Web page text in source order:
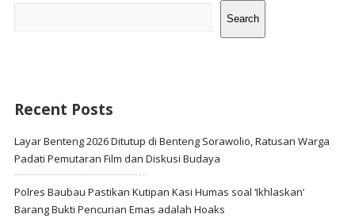
Search
Recent Posts
Layar Benteng 2026 Ditutup di Benteng Sorawolio, Ratusan Warga
Padati Pemutaran Film dan Diskusi Budaya
Polres Baubau Pastikan Kutipan Kasi Humas soal ‘Ikhlaskan’
Barang Bukti Pencurian Emas adalah Hoaks